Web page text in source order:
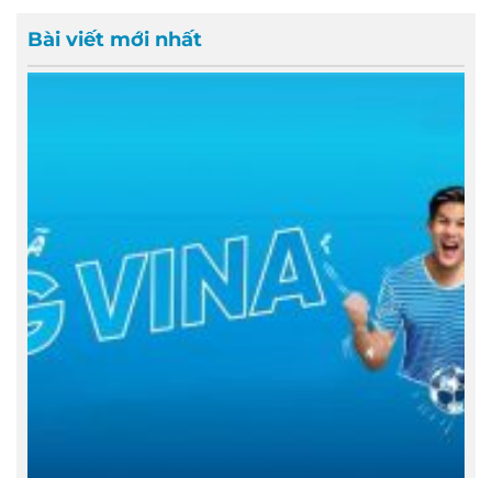
Bài viết mới nhất